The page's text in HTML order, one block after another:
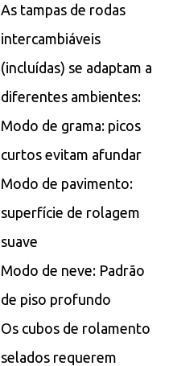
As tampas de rodas
intercambiáveis ​​
(incluídas) se adaptam a
diferentes ambientes:
Modo de grama: picos
curtos evitam afundar
Modo de pavimento:
superfície de rolagem
suave
Modo de neve: Padrão
de piso profundo
Os cubos de rolamento
selados requerem